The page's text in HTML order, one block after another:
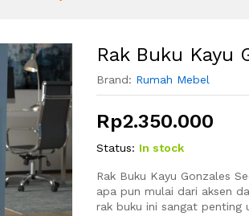
Rak Buku Kayu
Brand: Rumah Mebel
Rp2.350.000
Status: In stock
Rak Buku Kayu Gonzales
apa pun mulai dari aksen
rak buku ini sangat